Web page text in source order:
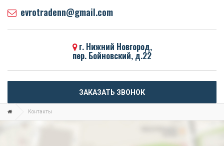
evrotradenn@gmail.com
г. Нижний Новгород,
пер. Бойновский, д.22
ЗАКАЗАТЬ ЗВОНОК
Контакты